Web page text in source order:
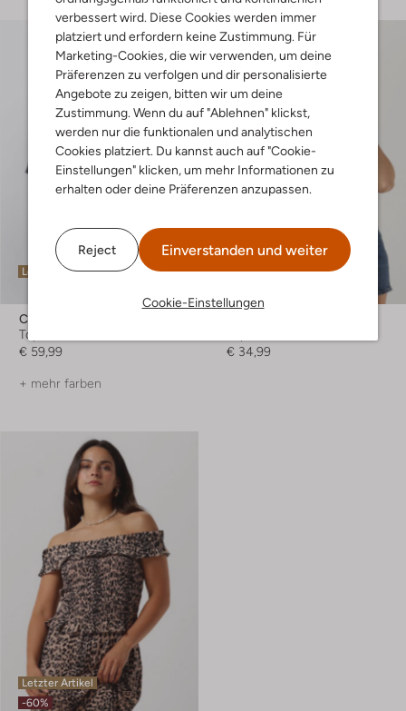
verbessert wird. Diese Cookies werden immer
platziert und erfordern keine Zustimmung. Für
Marketing-Cookies, die wir verwenden, um deine
Präferenzen zu verfolgen und dir personalisierte
Angebote zu zeigen, bitten wir um deine
Zustimmung. Wenn du auf "Ablehnen" klickst,
werden nur die funktionalen und analytischen
Cookies platziert. Du kannst auch auf "Cookie-
Einstellungen" klicken, um mehr Informationen zu
erhalten oder deine Präferenzen anzupassen.
Reject Einverstanden und weiter
Cookie-Einstellungen
Letzter Artikel
Catwalk Junkie
Top
€ 59,99
+ mehr farben
Letzte Größen
€ 34,99
Letzter Artikel
-60%